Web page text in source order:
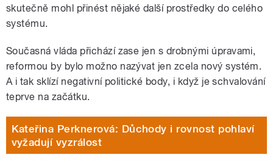
skutečně mohl přinést nějaké další prostředky do celého
systému.
Současná vláda přichází zase jen s drobnými úpravami,
reformou by bylo možno nazývat jen zcela nový systém.
A i tak sklízí negativní politické body, i když je schvalování
teprve na začátku.
Kateřina Perknerová: Důchody i rovnost pohlaví
vyžadují vyzrálost